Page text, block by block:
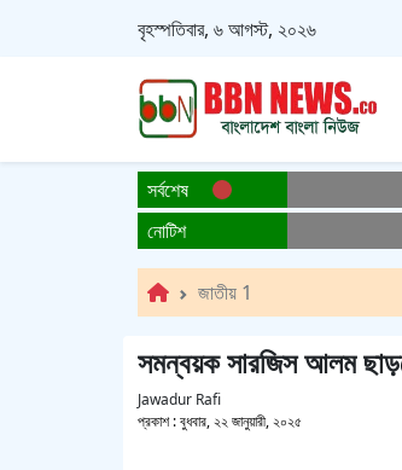
বৃহস্পতিবার, ৬ আগস্ট, ২০২৬
সর্বশেষ
নোটিশ
জাতীয় 1
সমন্বয়ক সারজিস আলম
Jawadur Rafi
প্রকাশ :বুধবার, ২২ জানুয়ারী, ২০২৫